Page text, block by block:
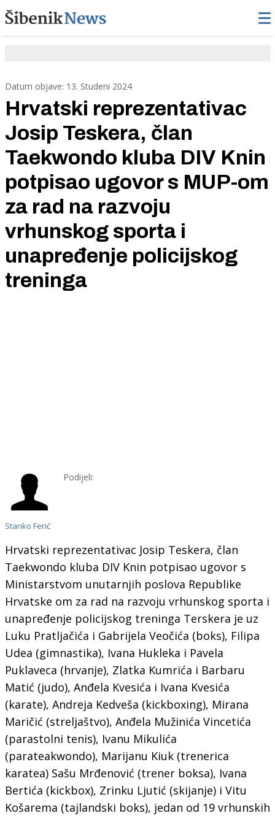
Datum objave: 13. Studeni 2024
Hrvatski reprezentativac
Josip Teskera, član
Taekwondo kluba DIV Knin
potpisao ugovor s MUP-om
za rad na razvoju
vrhunskog sporta i
unapređenje policijskog
treninga
Stanko Ferić
Podijeli:
Hrvatski reprezentativac Josip Teskera, član
Taekwondo kluba DIV Knin potpisao ugovor s
Ministarstvom unutarnjih poslova Republike
Hrvatske om za rad na razvoju vrhunskog sporta i
unapređenje policijskog treninga Terskera je uz
Luku Pratljačića i Gabrijela Veočića (boks), Filipa
Udea (gimnastika), Ivana Hukleka i Pavela
Puklaveca (hrvanje), Zlatka Kumrića i Barbaru
Matić (judo), Anđela Kvesića i Ivana Kvesića
(karate), Andreja Kedveša (kickboxing), Mirana
Maričić (streljaštvo), Anđela Mužinića Vincetića
(parastolni tenis), Ivanu Mikulića
(parateakwondo), Marijanu Kiuk (trenerica
karatea) Sašu Mrđenović (trener boksa), Ivana
Bertića (kickbox), Zrinku Ljutić (skijanje) i Vitu
Košarema (tajlandski boks), jedan od 19 vrhunskih